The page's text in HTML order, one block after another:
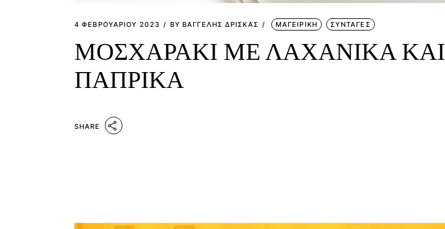
4 ΦΕΒΡΟΥΑΡΊΟΥ 2023 BY ΒΑΓΓΕΛΗΣ ΔΡΙΣΚΑΣ ΜΑΓΕΙΡΙΚΗ ΣΥΝΤΑΓΕΣ
ΜΟΣΧΑΡΑΚΙ ΜΕ ΛΑΧΑΝΙΚΑ ΚΑΙ
ΠΑΠΡΙΚΑ
SHARE